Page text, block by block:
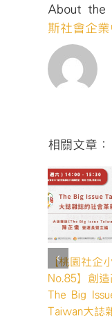
訂
下
未
About the
斯社會企業
相關文章：
【桃園社企
No.85】創造
The Big
Taiwan大誌